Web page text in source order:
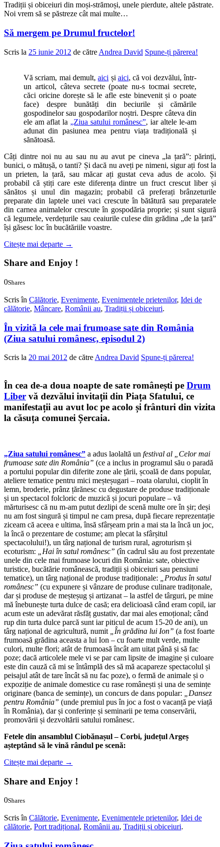
Tradiții și obiceiuri din moși-strămoși, unele pierdute, altele păstrate.
Noi vrem să se păstreze cât mai multe…
Să mergem pe Drumul fructelor!
Scris la 25 iunie 2012 de către Andrea David Spune-ți părerea!
Vă scriam, mai demult,aici și aici, că voi dezvălui, într-
un articol, câteva secrete (poate nu-s tocmai secrete,
căci oricine dorește să le afle este binevenit și o poate
face) despre bunătăți din beciurile și cămările
gospodinelor sau gospodarilor noștri. Despre câteva din
ele am aflat la „Ziua satului românesc”, iar altele le-am
adunat din pasiunea mea pentru viața tradițională și
sănătoasă.
Câți dintre noi nu au sau nu au avut pe cineva „la țară”: părinți,
bunici, o mătușă, o tanti? Și dacă nu aveți pe nimeni, sigur ați fost la
un prieten, la țară, sau măcar ați gustat ceva adus de acolo. Și
probabil că știți care este diferența dintre un fruct crescut liber și
sănătos și unul din magazin; probabil că preferați brânzeturile
preparate din laptele unei vaci crescute în bătătură sau preparatele
din carnea animalelor crescute în gospodăria proprie; și sunt sigură
că legumele, verdețurile sau ceaiurile culese din grădina „de la țară”
își găsesc loc în bucătăriile voastre.
Citește mai departe →
Share and Enjoy !
0Shares
Scris în Călătorie, Evenimente, Evenimentele prietenilor, Idei de
călătorie, Mâncare, Românii au, Tradiții și obiceiuri.
În vizită la cele mai frumoase sate din România
(Ziua satului românesc, episodul 2)
Scris la 20 mai 2012 de cătreAndrea David Spune-ți părerea!
În cea de-a doua noapte de sate românești pe Drum
Liber vă dezvălui invitații din Piața Sfatului, ce
manifestații au avut loc pe acolo și frânturi din vizita
la căsuța comunei Șercaia.
„Ziua satului românesc” a adus laolaltă un festival al „Celor mai
frumoase sate din România” (ce a inclus in programul său o paradă
a portului popular din diferite zone ale țării, școală de dans popular,
ateliere tematice pentru mici meșteșugari – roata olarului, cioplit în
lemn, broderie, prânz țărănesc cu degustare de produse tradiționale
și un spectacol folcloric de muzică și jocuri populare – vă
mărturisesc că nu m-am putut dezlipi de scenă multe ore în șir; deși
nu am fost singură și timpul ne cam presa, după fiecare reprezentație
ziceam că aceea e ultima, însă sfârșeam prin a mai sta la încă un joc,
la încă o prezentare de costume; am plecat la sfârșitul
spectacolului!), un târg național de turism rural, agroturism și
ecoturism:
„Hai în satul românesc” (în cadrul său au fost prezentate
unele din cele mai frumoase locuri din România: sate, obiective
turistice, bucătărie românească, tradiții și obiceiuri sau pensiuni
tematice), un târg național de produse tradiționale:
„Produs în satul
românesc” (cu expunere și vânzare de produse culinare tradițonale,
dar și produse de meșteșug și artizanat – la astfel de târguri, pe mine
mă înebunește turta dulce de casă; era delicioasă când eram copil, iar
acum este un adevărat răsfăț gustativ, dar mai ales emoțional; când
rup din turta dulce parcă sunt iar piticul de acum 15-20 de ani), un
târg național de agricultură, numit
„În grădina lui Ion” (a fost foarte
frumoasă grădina aceasta a lui Ion – cu foarte mult verde, multe
culori, multe flori; atât de frumoasă încât am uitat până și să fac
poze; dacă articolele mele vi se par cam lipsite de imagine și culoare
este din cauză că mi se întâmplă des să mă acapareze spectacolul și
peisajul atât de tare încât să nu fac poze), o fermă de animale și o
expoziție de animale domestice cu rase românești și una de semințe
originare (banca de semințe), un concurs de dans popular:
„Dansez
pentru România” (unde premiul pus în joc a fost o vacanță pe viață
în România), dar și conferințe și seminarii pe tema conservării,
promovării și dezvoltării satului românesc.
Fetele din ansamblul Ciobănașul – Corbi, județul Argeș
așteptând să le vină rândul pe scenă:
Citește mai departe →
Share and Enjoy !
0Shares
Scris în Călătorie, Evenimente, Evenimentele prietenilor, Idei de
călătorie, Port tradițional, Românii au, Tradiții și obiceiuri.